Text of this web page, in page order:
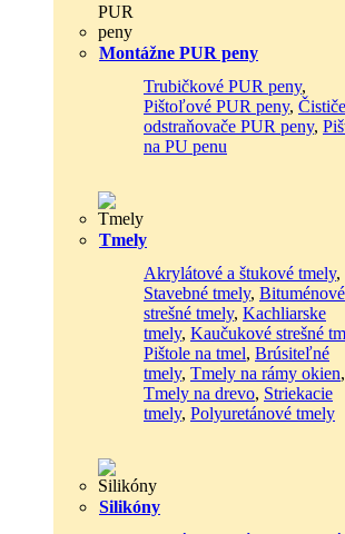
Montážne PUR peny
Trubičkové PUR peny,
Pištoľové PUR peny,
odstraňovače PUR peny,
na PU penu
Tmely
Akrylátové a štukové tmely,
Stavebné tmely, Bituménové
strešné tmely, Kachliarske
tmely, Kaučukové strešné
Pištole na tmel, Brúsiteľné
tmely, Tmely na rámy okien,
Tmely na drevo, Striekacie
tmely, Polyuretánové tmely
Silikóny